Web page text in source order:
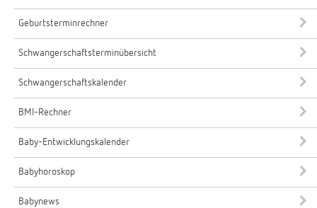
Geburtsterminrechner
Schwangerschaftsterminübersicht
Schwangerschaftskalender
BMI-Rechner
Baby-Entwicklungskalender
Babyhoroskop
Babynews